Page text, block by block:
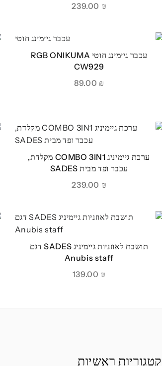
₪
עכבר גיימינג חוטי RGB ONIKUMA
CW929
₪
ערכת גיימיניג COMBO 3IN1 מקלדת,
עכבר ופד מבית SADES
₪
תושבת לאוזניות גיימיניג SADES דגם
Anubis staff
₪
קטגוריות ראשיות